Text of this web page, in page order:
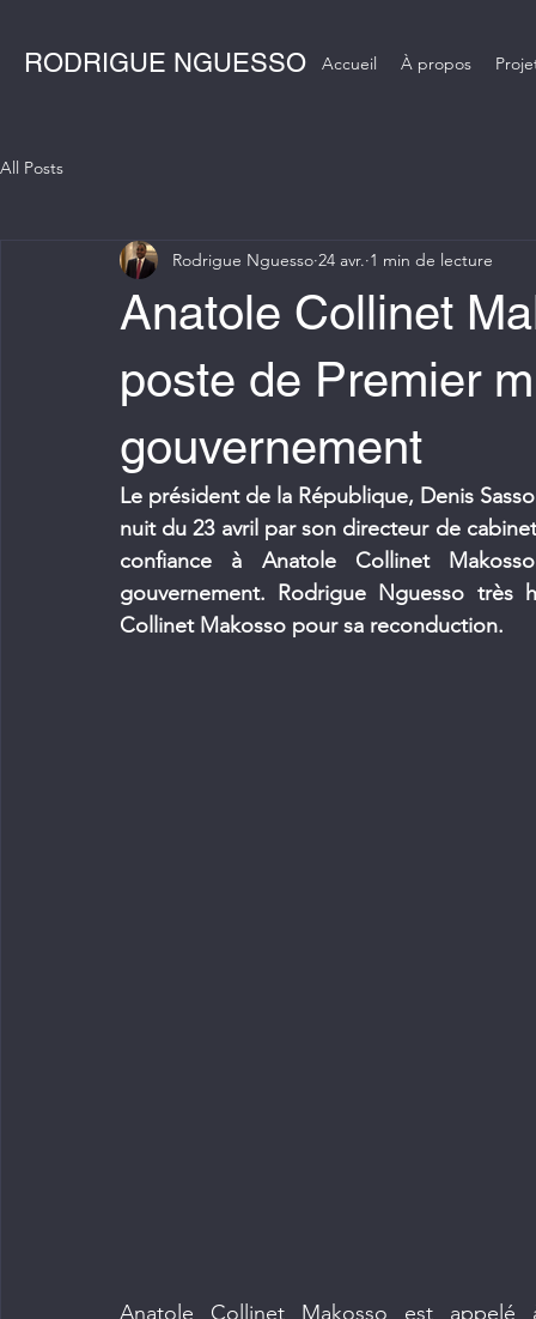
RODRIGUE NGUESSO Accueil À propos
All Posts
Anatole Collinet
poste de Premier
gouvernement
Rodrigue Nguesso 24 avr. 1 min de lecture
Le président de la République, Denis
nuit du 23 avril par son directeur de
confiance à Anatole Collinet
gouvernement. Rodrigue Nguesso
Collinet Makosso pour sa reconduction.
Anatole Collinet Makosso est